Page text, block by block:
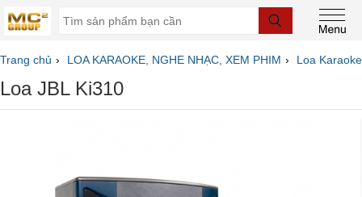
Trang chủ LOA KARAOKE, NGHE NHẠC, XEM PHIM Loa Karaoke
Loa JBL Ki310